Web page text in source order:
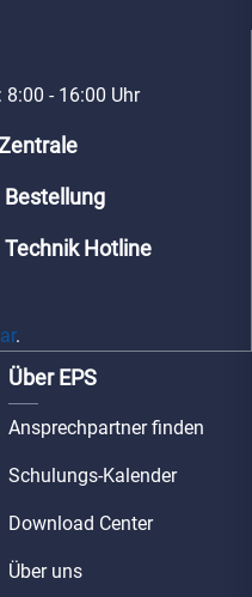
8:00 - 16:00 Uhr
Hotline
.
Über EPS
Ansprechpartner finden
Schulungs-Kalender
Download Center
Über uns